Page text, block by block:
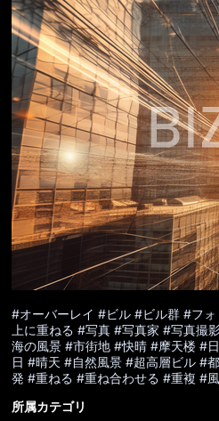
#オーバーレイ #ビル #ビル群 #フォ
上に重ねる #写真 #写真家 #写真撮
海の風景 #市街地 #快晴 #摩天楼 #
日 #晴天 #自然風景 #超高層ビル #
発 #重ねる #重ね合わせる #重複 #
所属カテゴリ